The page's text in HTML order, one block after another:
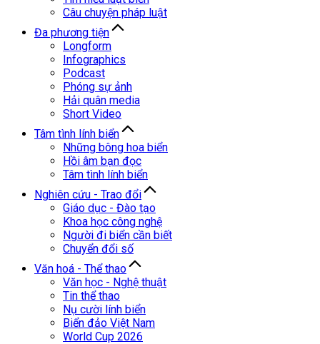
Câu chuyện pháp luật
Đa phương tiện
Longform
Infographics
Podcast
Phóng sự ảnh
Hải quân media
Short Video
Tâm tình lính biển
Những bông hoa biển
Hồi âm bạn đọc
Tâm tình lính biển
Nghiên cứu - Trao đổi
Giáo dục - Đào tạo
Khoa học công nghệ
Người đi biển cần biết
Chuyển đổi số
Văn hoá - Thể thao
Văn học - Nghệ thuật
Tin thể thao
Nụ cười lính biển
Biển đảo Việt Nam
World Cup 2026